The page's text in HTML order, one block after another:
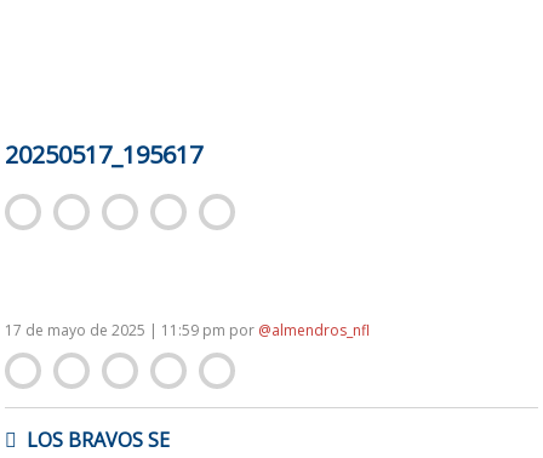
20250517_195617
17 de mayo de 2025 | 11:59 pm por @almendros_nfl
DELOS BRAVOS SE